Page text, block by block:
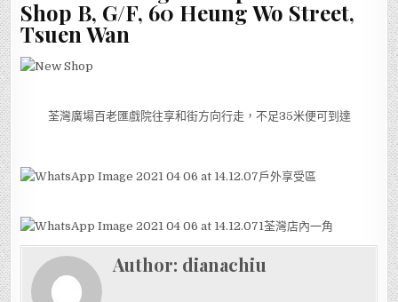
Shop B, G/F, 60 Heung Wo Street,
Tsuen Wan
荃灣廣場百老匯戲院往享和街方向行走，不足35米便可到達
戶外享受區
荃灣店內一角
Author: dianachiu